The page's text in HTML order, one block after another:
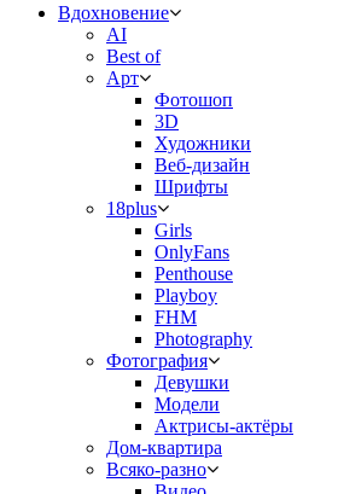
Вдохновение
AI
Best of
Арт
Фотошоп
3D
Художники
Веб-дизайн
Шрифты
18plus
Girls
OnlyFans
Penthouse
Playboy
FHM
Photography
Фотография
Девушки
Модели
Актрисы-актёры
Дом-квартира
Всяко-разно